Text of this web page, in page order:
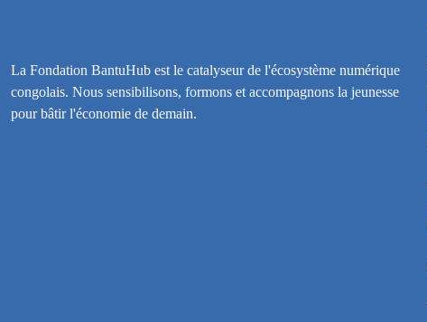
La Fondation BantuHub est le catalyseur de l'écosystème numérique
congolais. Nous sensibilisons, formons et accompagnons la jeunesse
pour bâtir l'économie de demain.